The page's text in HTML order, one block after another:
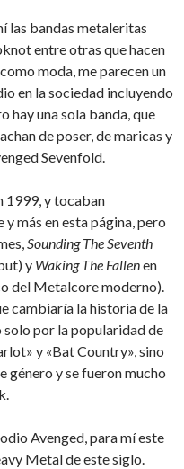
las bandas metaleritas
entre otras que hacen
moda, me parecen un
en la sociedad incluyendo
hay una sola banda, que
de poser, de maricas y
Sevenfold.
1999, y tocaban
más en esta página, pero
Sounding The Seventh
y Waking The Fallenen
del Metalcore moderno).
cambiaría la historia de la
solo por la popularidad de
y «Bat Country», sino
y se fueron mucho
Avenged, para mí este
Metal de este siglo.